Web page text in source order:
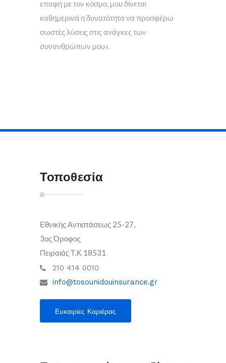
επαφή με τον κόσμο, μου δίνεται
καθημερινά η δυνατότητα να προσφέρω
σωστές λύσεις στις ανάγκες των
συνανθρώπων μου».
Τοποθεσία
Εθνικής Αντιστάσεως 25-27,
3ος Όροφος
Πειραιάς Τ.Κ 18531
210 414 0010
info@tosounidouinsurance.gr
Ευκαιρίες Καριέρας